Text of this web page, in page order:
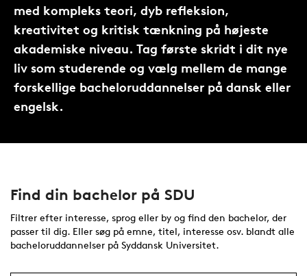
med kompleks teori, dyb refleksion,
kreativitet og kritisk tænkning på højeste
akademiske niveau. Tag første skridt i dit nye
liv som studerende og vælg mellem de mange
forskellige bacheloruddannelser på dansk eller
engelsk.
Find din bachelor på SDU
Filtrer efter interesse, sprog eller by og find den bachelor, der
passer til dig. Eller søg på emne, titel, interesse osv. blandt alle
bacheloruddannelser på Syddansk Universitet.